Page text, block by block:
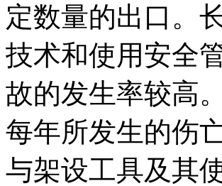
定数量的出口。
技术和使用安全
故的发生率较高
每年所发生的伤
与架设工具及其